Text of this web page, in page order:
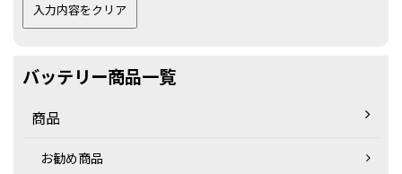
バッテリー商品一覧
商品
お勧め商品